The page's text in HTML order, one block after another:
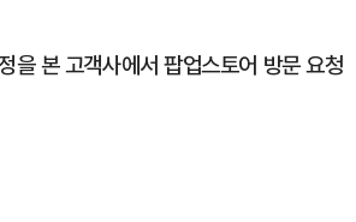
을 본 고객사에서 팝업스토어 방문 요청